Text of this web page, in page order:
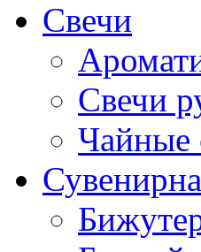
Свечи
Свечи
Чайные